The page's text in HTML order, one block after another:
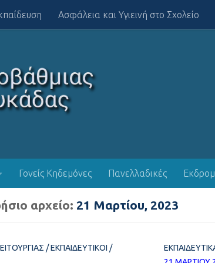
Ασφάλεια και Υγιεινή στο Σχολείο
Γονείς Κηδεμόνες Πανελλαδικές
αρχείο: 21 Μαρτίου, 2023
/ΕΚΠΑΙΔΕΥΤΙΚΟΊ /